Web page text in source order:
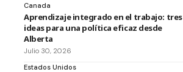
Canada
Aprendizaje integrado en el trabajo: tres
ideas para una política eficaz desde
Alberta
Julio 30, 2026
Estados Unidos